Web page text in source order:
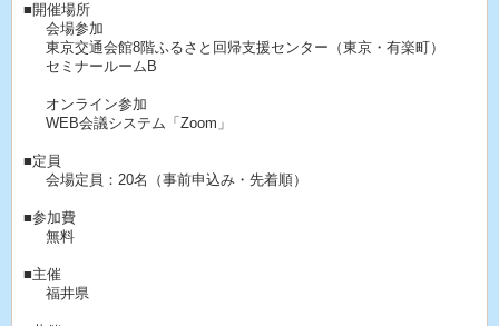
■開催場所
会場参加
東京交通会館8階ふるさと回帰支援センター（東京・有楽町）
セミナールームB
オンライン参加
WEB会議システム「Zoom」
■定員
会場定員：20名（事前申込み・先着順）
■参加費
無料
■主催
福井県